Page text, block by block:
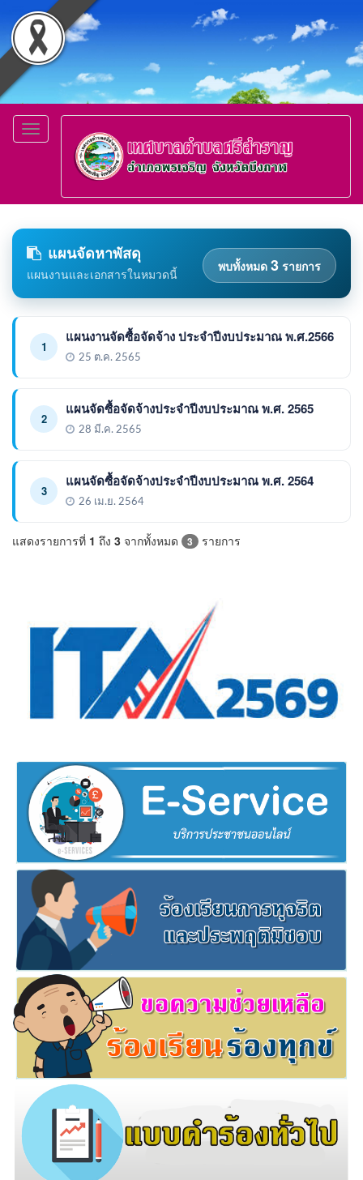
Toggle
navigation
แผนจัดหาพัสดุ
แผนงานและเอกสารในหมวดนี้
พบทั้งหมด 3 รายการ
1
แผนงานจัดซื้อจัดจ้าง ประจำปีงบประมาณ พ.ศ.2566
25 ต.ค. 2565
2
แผนจัดซื้อจัดจ้างประจำปีงบประมาณ พ.ศ. 2565
28 มี.ค. 2565
3
แผนจัดซื้อจัดจ้างประจำปีงบประมาณ พ.ศ. 2564
26 เม.ย. 2564
แสดงรายการที่ 1 ถึง 3 จากทั้งหมด 3 รายการ